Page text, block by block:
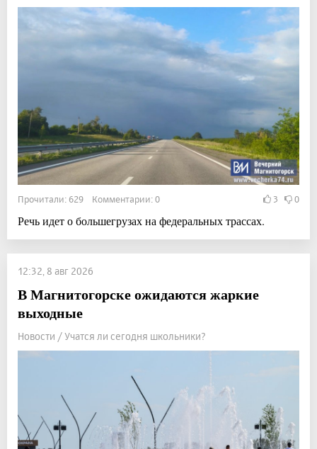
Прочитали: 629 Комментарии: 0 3 0
Речь идет о большегрузах на федеральных трассах.
12:32, 8 авг 2026
В Магнитогорске ожидаются жаркие
выходные
Новости / Учатся ли сегодня школьники?